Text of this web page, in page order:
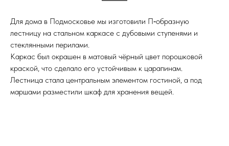
Для дома в Подмосковье мы изготовили П‑образную
лестницу на стальном каркасе с дубовыми ступенями и
стеклянными перилами.
Каркас был окрашен в матовый чёрный цвет порошковой
краской, что сделало его устойчивым к царапинам.
Лестница стала центральным элементом гостиной, а под
маршами разместили шкаф для хранения вещей.